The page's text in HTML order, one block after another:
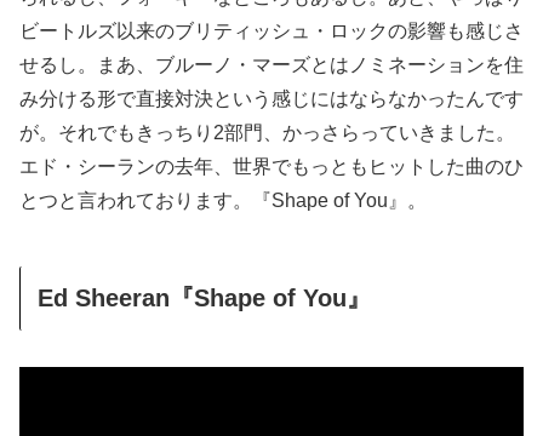
ビートルズ以来のブリティッシュ・ロックの影響も感じさ
せるし。まあ、ブルーノ・マーズとはノミネーションを住
み分ける形で直接対決という感じにはならなかったんです
が。それでもきっちり2部門、かっさらっていきました。
エド・シーランの去年、世界でもっともヒットした曲のひ
とつと言われております。『Shape of You』。
Ed Sheeran『Shape of You』